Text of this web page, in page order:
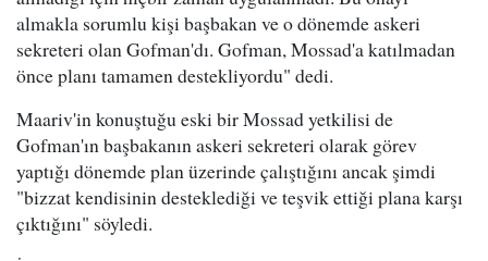
almakla sorumlu kişi başbakan ve o dönemde askeri
sekreteri olan Gofman'dı. Gofman, Mossad'a katılmadan
önce planı tamamen destekliyordu" dedi.
Maariv'in konuştuğu eski bir Mossad yetkilisi de
Gofman'ın başbakanın askeri sekreteri olarak görev
yaptığı dönemde plan üzerinde çalıştığını ancak şimdi
"bizzat kendisinin desteklediği ve teşvik ettiği plana karşı
çıktığını" söyledi.